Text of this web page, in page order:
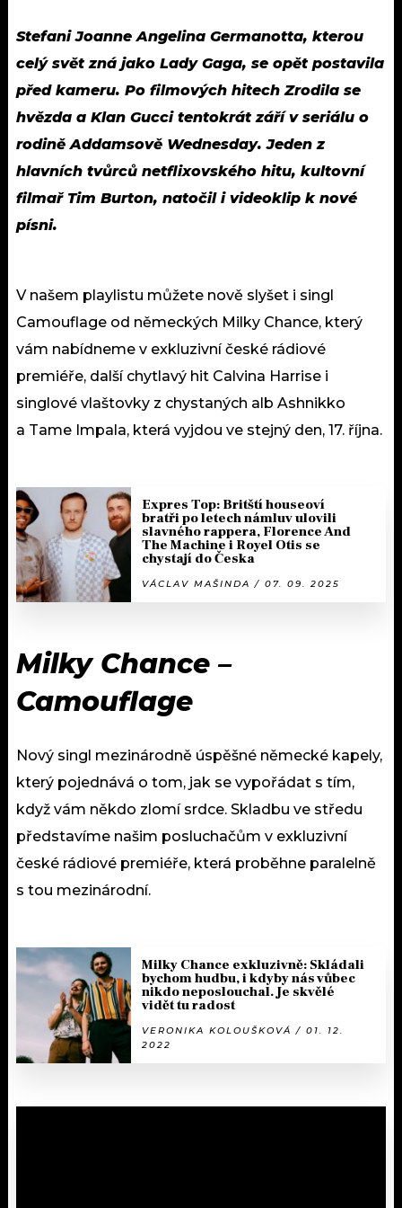
Stefani Joanne Angelina Germanotta, kterou
celý svět zná jako Lady Gaga, se opět postavila
před kameru. Po filmových hitech Zrodila se
hvězda a Klan Gucci tentokrát září v seriálu o
rodině Addamsově Wednesday. Jeden z
hlavních tvůrců netflixovského hitu, kultovní
filmař Tim Burton, natočil i videoklip k nové
písni.
V našem playlistu můžete nově slyšet i singl
Camouflage od německých Milky Chance, který
vám nabídneme v exkluzivní české rádiové
premiéře, další chytlavý hit Calvina Harrise i
singlové vlaštovky z chystaných alb Ashnikko
a Tame Impala, která vyjdou ve stejný den, 17. října.
Expres Top: Britští houseoví
bratři po letech námluv ulovili
slavného rappera, Florence And
The Machine i Royel Otis se
chystají do Česka
VÁCLAV MAŠINDA / 07. 09. 2025
Milky Chance –
Camouflage
Nový singl mezinárodně úspěšné německé kapely,
který pojednává o tom, jak se vypořádat s tím,
když vám někdo zlomí srdce. Skladbu ve středu
představíme našim posluchačům v exkluzivní
české rádiové premiéře, která proběhne paralelně
s tou mezinárodní.
Milky Chance exkluzivně: Skládali
bychom hudbu, i kdyby nás vůbec
nikdo neposlouchal. Je skvělé
vidět tu radost
VERONIKA KOLOUŠKOVÁ / 01. 12.
2022